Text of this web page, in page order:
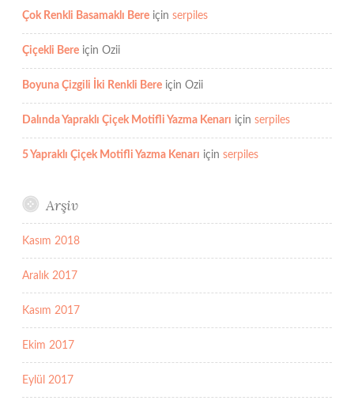
Çok Renkli Basamaklı Bere için serpiles
Çiçekli Bere için Ozii
Boyuna Çizgili İki Renkli Bere için Ozii
Dalında Yapraklı Çiçek Motifli Yazma Kenarı için serpiles
5 Yapraklı Çiçek Motifli Yazma Kenarı için serpiles
Arşiv
Kasım 2018
Aralık 2017
Kasım 2017
Ekim 2017
Eylül 2017